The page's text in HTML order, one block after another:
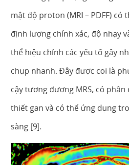
mật độ proton (MRI – PDFF)
định lượng chính xác, độ nhạy
thể hiệu chỉnh các yếu tố gây
chụp nhanh. Đây được coi là
cậy tương đương MRS, có
thiết gan và có thể ứng dụng
sàng [9].